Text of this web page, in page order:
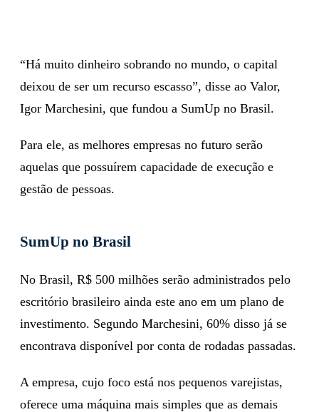
“Há muito dinheiro sobrando no mundo, o capital
deixou de ser um recurso escasso”, disse ao Valor,
Igor Marchesini, que fundou a SumUp no Brasil.
Para ele, as melhores empresas no futuro serão
aquelas que possuírem capacidade de execução e
gestão de pessoas.
SumUp no Brasil
No Brasil, R$ 500 milhões serão administrados pelo
escritório brasileiro ainda este ano em um plano de
investimento. Segundo Marchesini, 60% disso já se
encontrava disponível por conta de rodadas passadas.
A empresa, cujo foco está nos pequenos varejistas,
oferece uma máquina mais simples que as demais